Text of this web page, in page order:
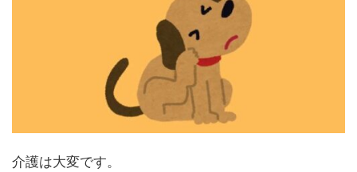
介護は大変です。